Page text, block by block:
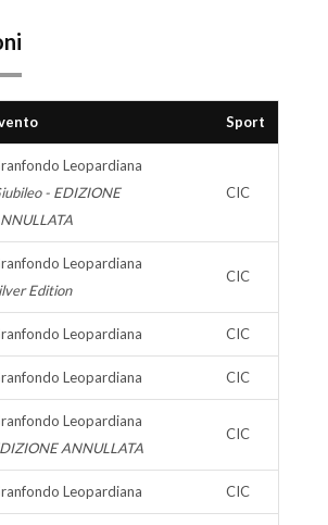
Sport
Leopardiana
- EDIZIONE
CIC
Leopardiana
Edition
CIC
Leopardiana CIC
Leopardiana CIC
Leopardiana
ANNULLATA
CIC
Leopardiana CIC